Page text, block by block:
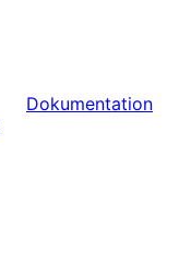
Dokumentation